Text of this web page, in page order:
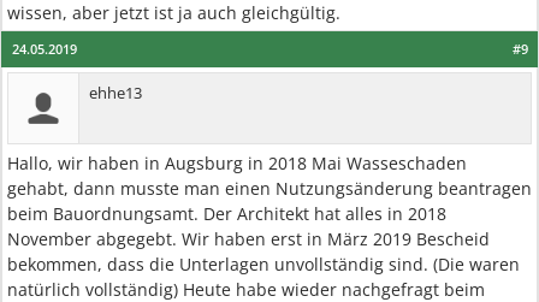
wissen, aber jetzt ist ja auch gleichgültig.
#9
24.05.2019
ehhe13
Hallo, wir haben in Augsburg in 2018 Mai Wasseschaden
gehabt, dann musste man einen Nutzungsänderung beantragen
beim Bauordnungsamt. Der Architekt hat alles in 2018
November abgegebt. Wir haben erst in März 2019 Bescheid
bekommen, dass die Unterlagen unvollständig sind. (Die waren
natürlich vollständig) Heute habe wieder nachgefragt beim